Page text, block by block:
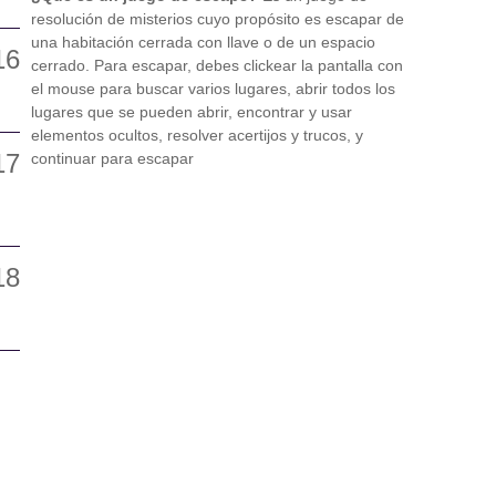
resolución de misterios cuyo propósito es escapar de
una habitación cerrada con llave o de un espacio
cerrado. Para escapar, debes clickear la pantalla con
el mouse para buscar varios lugares, abrir todos los
lugares que se pueden abrir, encontrar y usar
elementos ocultos, resolver acertijos y trucos, y
continuar para escapar